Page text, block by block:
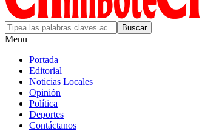
Menu
Portada
Editorial
Noticias Locales
Opinión
Política
Deportes
Contáctanos